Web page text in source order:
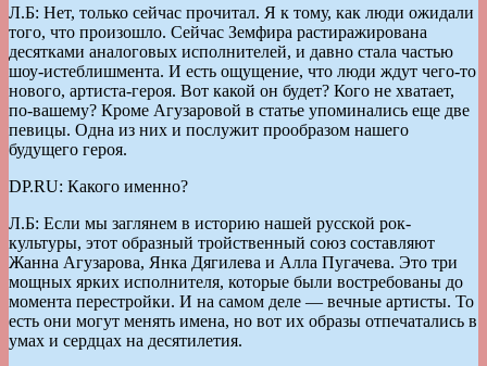
Л.Б: Нет, только сейчас прочитал. Я к тому, как люди ожидали
того, что произошло. Сейчас Земфира растиражирована
десятками аналоговых исполнителей, и давно стала частью
шоу-истеблишмента. И есть ощущение, что люди ждут чего-то
нового, артиста-героя. Вот какой он будет? Кого не хватает,
по-вашему? Кроме Агузаровой в статье упоминались еще две
певицы. Одна из них и послужит прообразом нашего
будущего героя.
DP.RU: Какого именно?
Л.Б: Если мы заглянем в историю нашей русской рок-
культуры, этот образный тройственный союз составляют
Жанна Агузарова, Янка Дягилева и Алла Пугачева. Это три
мощных ярких исполнителя, которые были востребованы до
момента перестройки. И на самом деле — вечные артисты. То
есть они могут менять имена, но вот их образы отпечатались в
умах и сердцах на десятилетия.